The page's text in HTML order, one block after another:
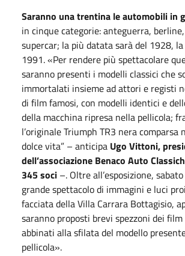
Saranno una trentina le automobili in
in cinque categorie: anteguerra,
supercar; la più datata sarà del 1928,
1991. «Per rendere più spettacolare
saranno presenti i modelli classici che
immortalati insieme ad attori e registi
di film famosi, con modelli identici e
della macchina ripresa nella pellicola;
l’originale Triumph TR3 nera comparsa
dolce vita” – anticipa Ugo Vittoni,
dell’associazione Benaco Auto
345 soci –. Oltre all’esposizione,
grande spettacolo di immagini e luci
facciata della Villa Carrara Bottagisio,
saranno proposti brevi spezzoni dei
abbinati alla sfilata del modello
pellicola».